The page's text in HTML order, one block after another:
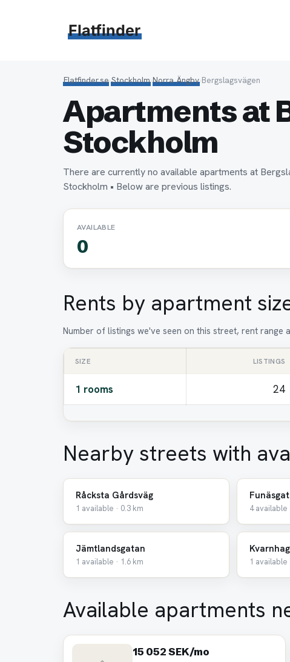
Flatfinder
Flatfinder.se›Stockholm›Norra Ängby›Bergslagsvägen
Apartments at
Stockholm
There are currently no available apartments at
Stockholm • Below are previous listings.
AVAILABLE
0
Rents by apartment
Number of listings we've seen on this street, rent range
SIZE LISTINGS
1 rooms 24
Nearby streets with
Råcksta Gårdsväg
1 available · 0.3 km 4 available
Jämtlandsgatan
1 available · 1.6 km 1 available
Available apartments
15 052 SEK/mo